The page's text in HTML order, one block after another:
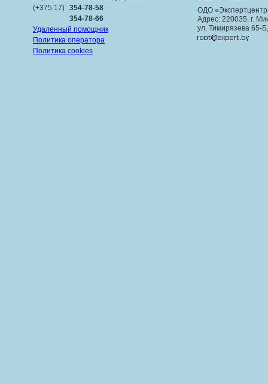
(+375 17) 354-78-58
354-78-66
Удаленный помощник
Политика оператора
Политика cookies
ОДО
Адрес: 220035, г.
ул. Тимирязева 65-